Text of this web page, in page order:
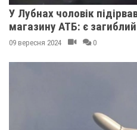
У Лубнах чоловік
магазину АТБ: є
09 вересня 2024 0